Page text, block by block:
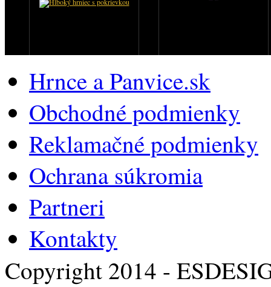
Hrnce a Panvice.sk
Obchodné podmienky
Reklamačné podmienky
Ochrana súkromia
Partneri
Kontakty
Copyright 2014 -